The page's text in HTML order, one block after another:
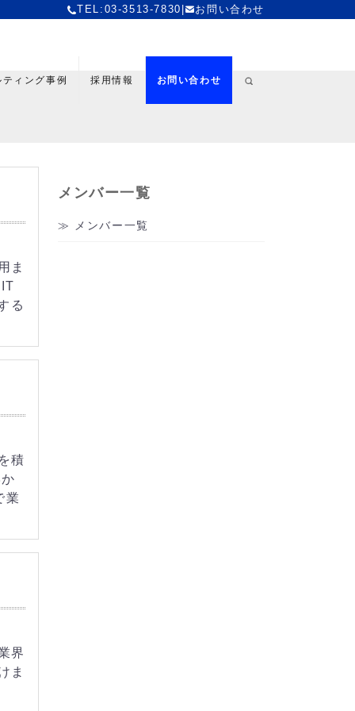
TEL:03-3513-7830 お問い合わせ
ティング事例 採用情報 お問い合わせ
ま
る
積
業
界
ま
メンバー一覧
メンバー一覧